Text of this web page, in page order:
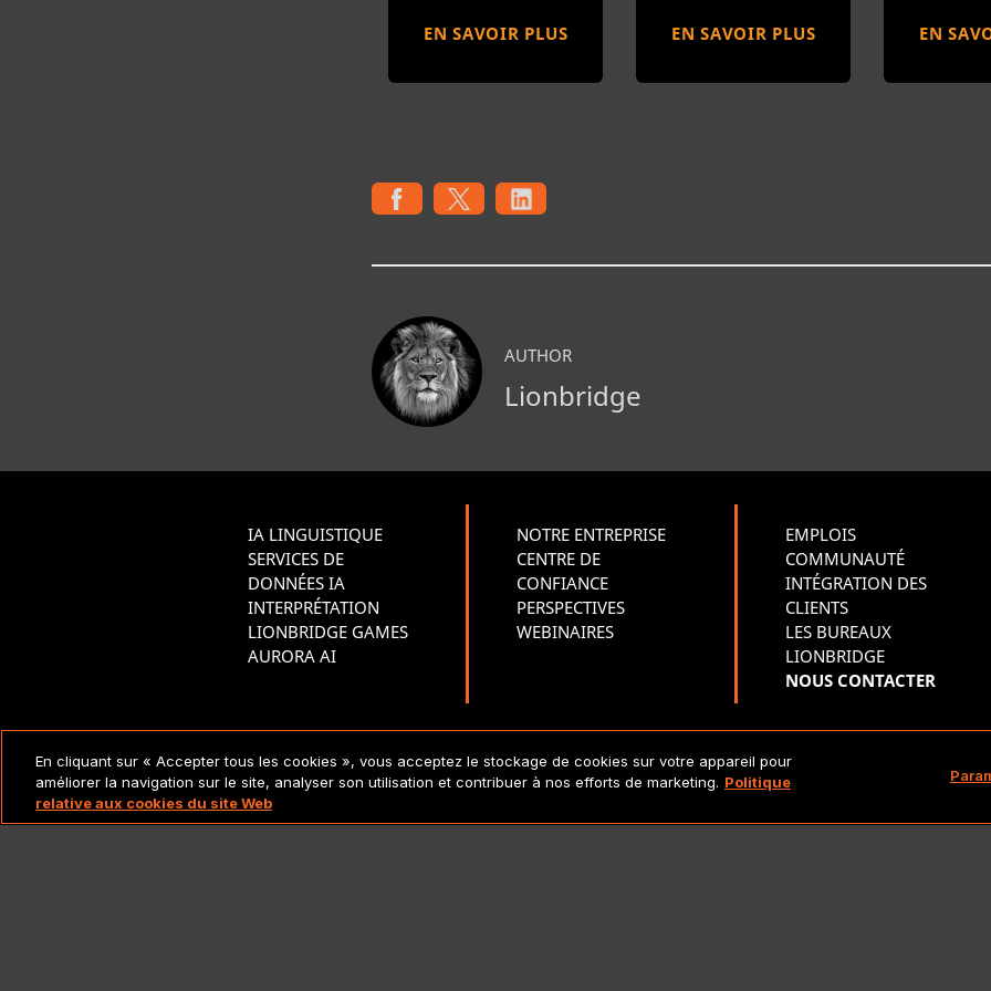
EN SAVOIR PLUS EN SAVOIR PLUS EN
AUTHOR
Lionbridge
IA LINGUISTIQUE
SERVICES DE
DONNÉES IA
INTERPRÉTATION
LIONBRIDGE GAMES
AURORA AI
NOTRE ENTREPRISE
CENTRE DE
CONFIANCE
PERSPECTIVES
WEBINAIRES
EMPLOIS
COMMUNAUTÉ
INTÉGRATION DES
CLIENTS
LES BUREAUX
LIONBRIDGE
NOUS CONTACTER
MENTIONS LÉGALES ET
POLITIQUES
Copyright 2026 Lionbridge Technologies, LLC. Tous droits
En cliquant sur « Accepter tous les cookies », vous acceptez le stockage de cookies sur votre appareil pour
améliorer la navigation sur le site, analyser son utilisation et contribuer à nos efforts de marketing. Politique
relative aux cookies du site Web